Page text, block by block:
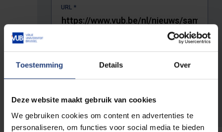
Toestemming Details Over
Deze website maakt gebruik van cookies
We gebruiken cookies om content en advertenties te
personaliseren, om functies voor social media te bieden
URL *
De volledige URL van de pagina waar je de fout zag.